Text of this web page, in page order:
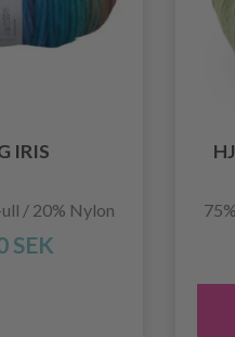
IRIS
/ 20% Nylon
SEK